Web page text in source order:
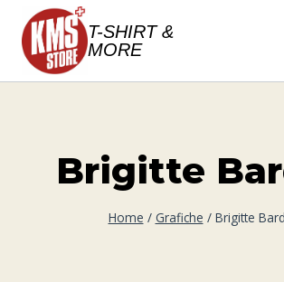
Salta
contenuto
T-SHIRT &
MORE
Brigitte
Home / Grafiche / Brigitte